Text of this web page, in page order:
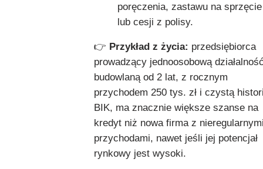
poręczenia, zastawu na sprzęcie
lub cesji z polisy.
👉 Przykład z życia: przedsiębiorca
prowadzący jednoosobową
budowlaną od 2 lat, z rocznym
przychodem 250 tys. zł i czystą
BIK, ma znacznie większe szanse na
kredyt niż nowa firma z
przychodami, nawet jeśli jej potencjał
rynkowy jest wysoki.